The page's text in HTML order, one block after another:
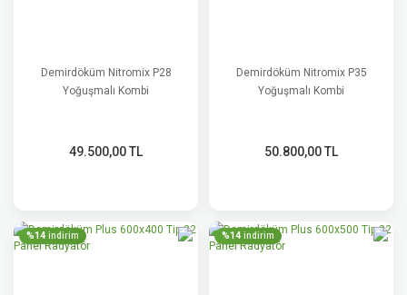
Demirdöküm Nitromix P28
Yoğuşmalı Kombi
49.500,00 TL
Demirdöküm Nitromix P35
Yoğuşmalı Kombi
50.800,00 TL
%14 indirim %14 indirim